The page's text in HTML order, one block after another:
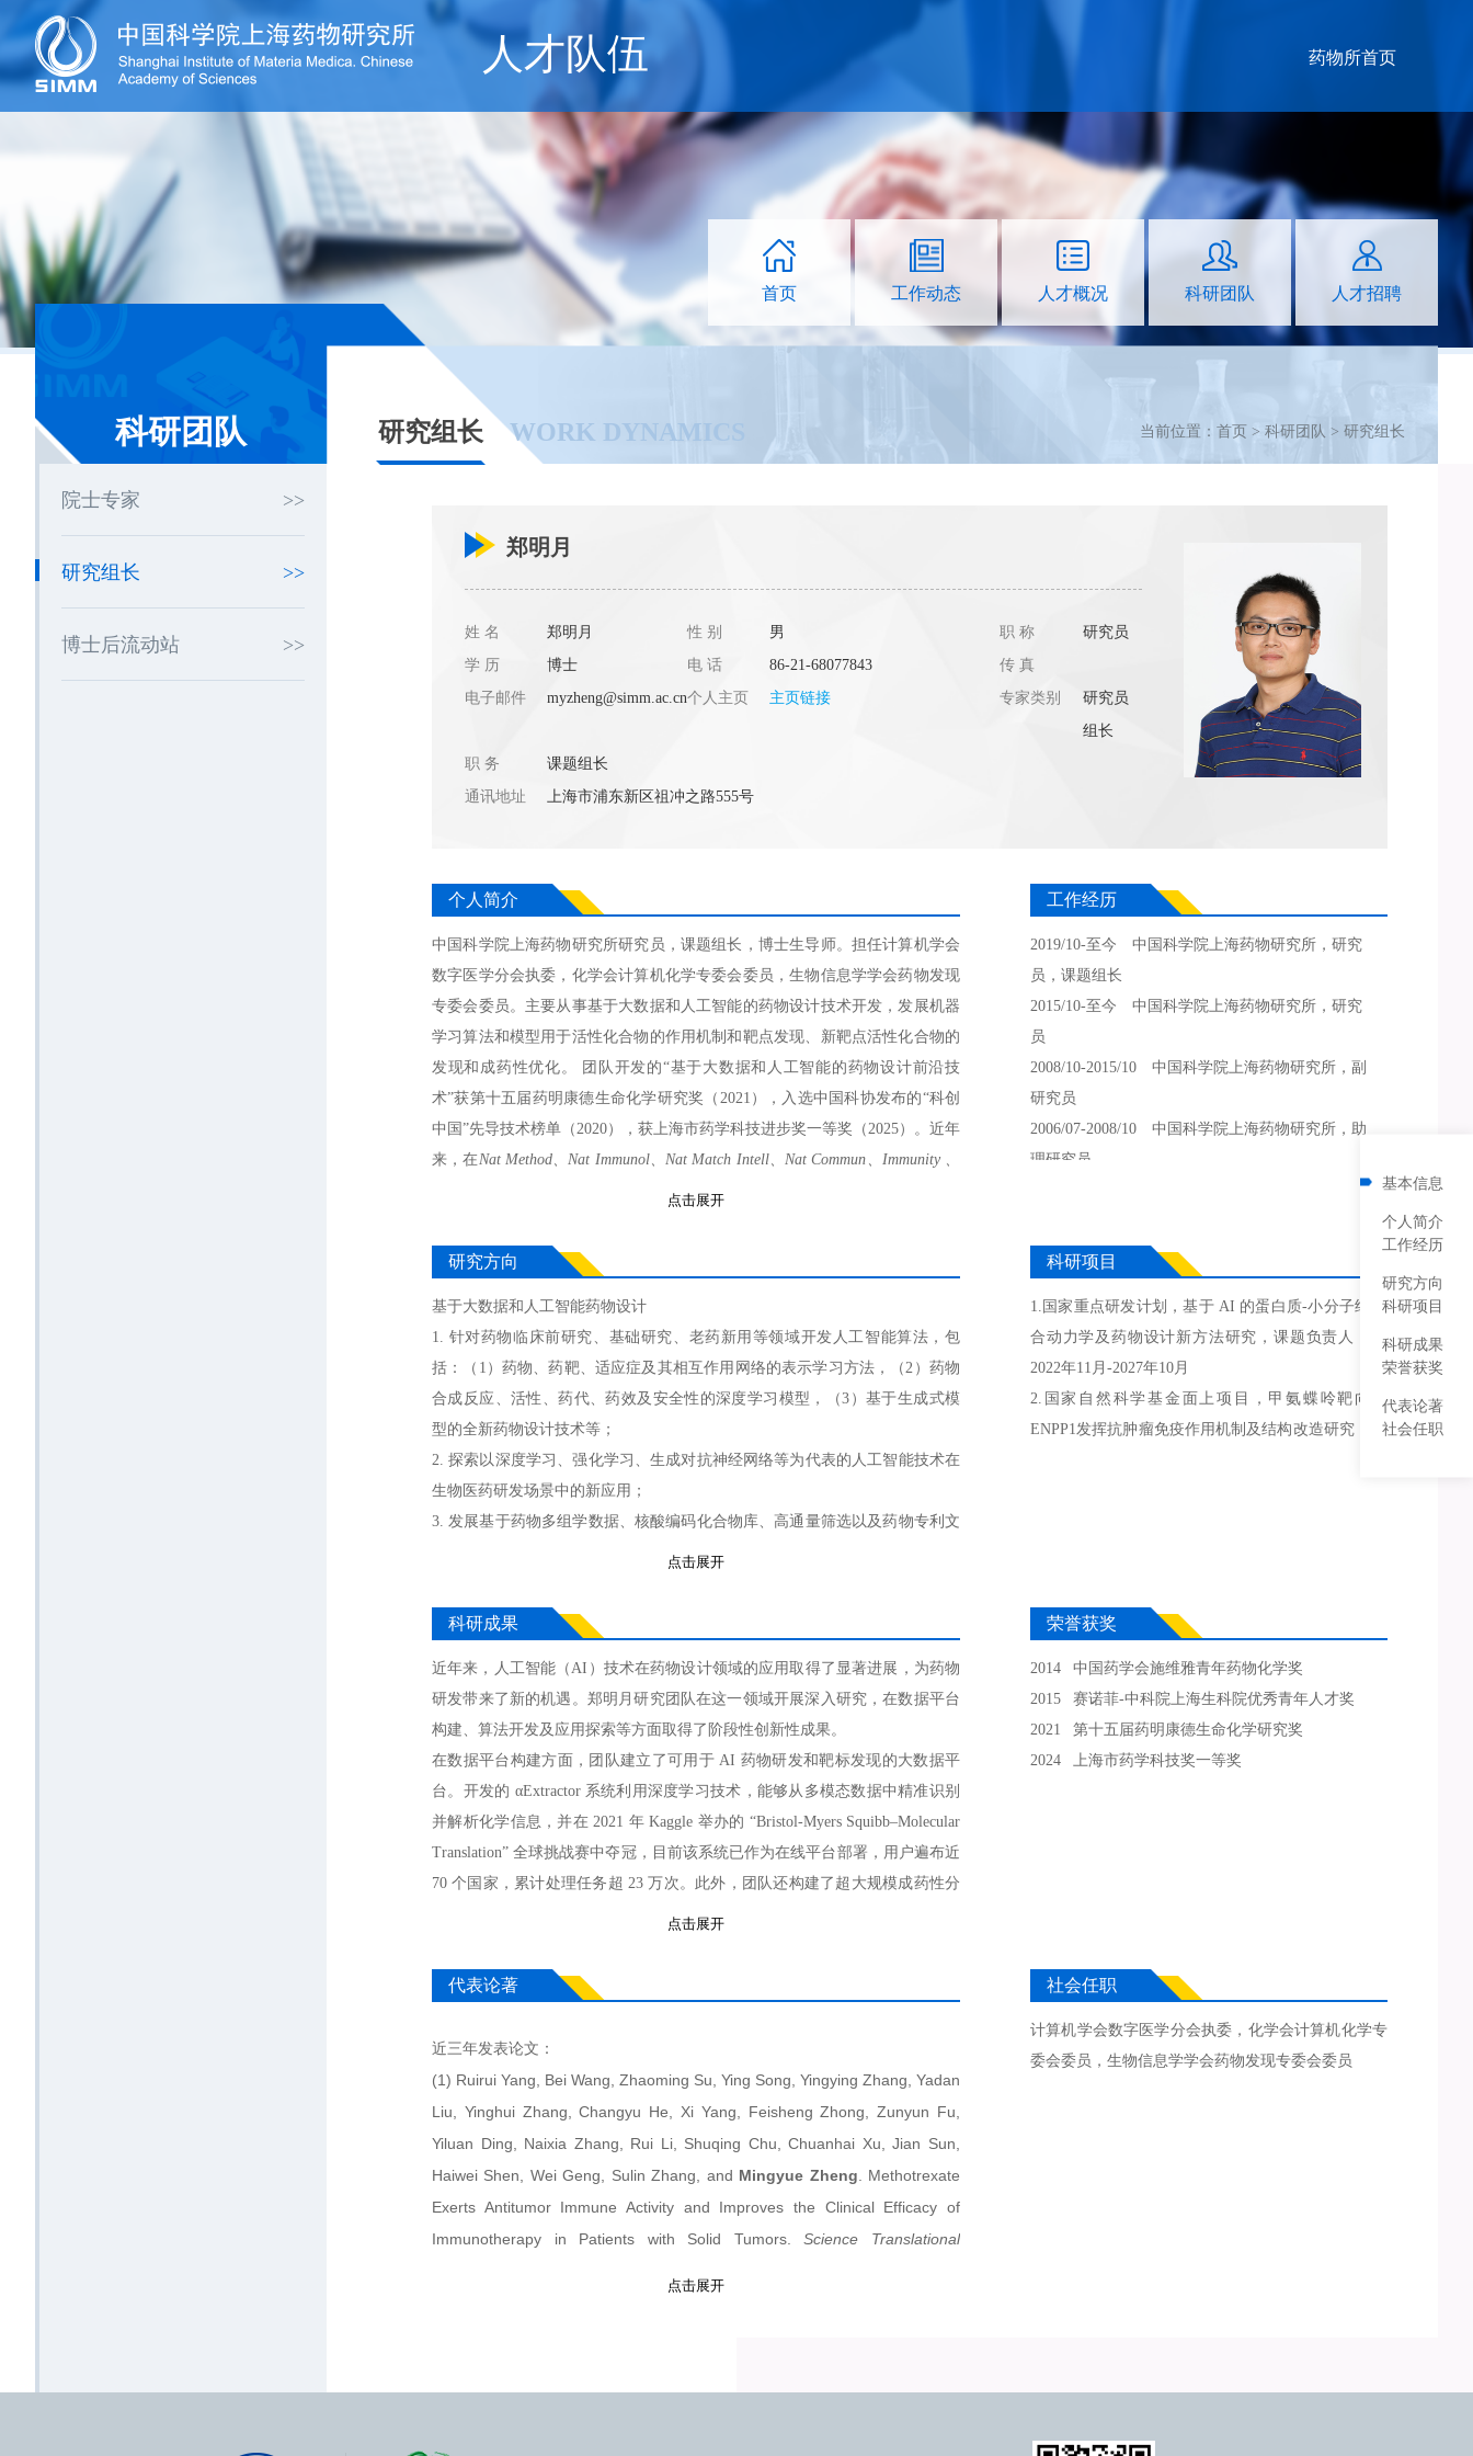
人才队伍 药物所首页
首页 工作动态 人才概况 科研团队 人才招聘
科研团队 研究组长 WORK DYNAMICS 当前位置：首页 > 科研团队 > 研究组长
院士专家
研究组长
博士后流动站
郑明月
姓 名 郑明月 性 别 男 职 称
研究员
学 历
博士 电 话 86-21-68077843
传 真
电子邮件
myzheng@simm.ac.cn个人主页 主页链接 专家类别
研究员
组长
职 务
课题组长
通讯地址
上海市浦东新区祖冲之路555号
个人简介
中国科学院上海药物研究所研究员，课题组长，博士生导师。担任计算机学会
数字医学分会执委，化学会计算机化学专委会委员，生物信息学学会药物发现
专委会委员。主要从事基于大数据和人工智能的药物设计技术开发，发展机器
学习算法和模型用于活性化合物的作用机制和靶点发现、新靶点活性化合物的
发现和成药性优化。 团队开发的“基于大数据和人工智能的药物设计前沿技
术”获第十五届药明康德生命化学研究奖（2021），入选中国科协发布的“科创
中国”先导技术榜单（2020），获上海市药学科技进步奖一等奖（2025）。近年
来，在Nat Method、Nat Immunol、Nat Match Intell、Nat Commun、Immunity 、
等杂志发表SCI论文200余篇，主编化学工业出版社《人工智能与
然科学基金等项目，获得国家杰出青年基金资助。
教育经历：
2001/09-2006/06，中国科学院上海药物研究所，药物设计学，博士
1997/09-2001/07，中国海洋大学，药物化学系，学士
点击展开
工作经历
2019/10-至今 中国科学院上海药物研究所，研究
员，课题组长
2015/10-至今 中国科学院上海药物研究所，研究
员
2008/10-2015/10 中国科学院上海药物研究所，副
研究员
2006/07-2008/10 中国科学院上海药物研究所，助
理研究员
研究方向
基于大数据和人工智能药物设计
1. 针对药物临床前研究、基础研究、老药新用等领域开发人工智能算法，包
括：（1）药物、药靶、适应症及其相互作用网络的表示学习方法，（2）药物
合成反应、活性、药代、药效及安全性的深度学习模型，（3）基于生成式模
型的全新药物设计技术等；
2. 探索以深度学习、强化学习、生成对抗神经网络等为代表的人工智能技术在
生物医药研发场景中的新应用；
3. 发展基于药物多组学数据、核酸编码化合物库、高通量筛选以及药物专利文
综合数据库，构建用于人工智能算法开发和验证的药物高质量基准测试集；
5. 开发基于生物医药大数据的药物研发决策辅助系统
展开全部
点击展开
科研项目
1.国家重点研发计划，基于 AI 的蛋白质-小分子结
合动力学及药物设计新方法研究，课题负责人，
2022年11月-2027年10月
2.国家自然科学基金面上项目，甲氨蝶呤靶向
ENPP1发挥抗肿瘤免疫作用机制及结构改造研究，
科研成果
近年来，人工智能（AI）技术在药物设计领域的应用取得了显著进展，为药物
研发带来了新的机遇。郑明月研究团队在这一领域开展深入研究，在数据平台
构建、算法开发及应用探索等方面取得了阶段性创新性成果。
在数据平台构建方面，团队建立了可用于 AI 药物研发和靶标发现的大数据平
台。开发的 αExtractor 系统利用深度学习技术，能够从多模态数据中精准识别
并解析化学信息，并在 2021 年 Kaggle 举办的 “Bristol-Myers Squibb–Molecular
Translation” 全球挑战赛中夺冠，目前该系统已作为在线平台部署，用户遍布近
70 个国家，累计处理任务超 23 万次。此外，团队还构建了超大规模成药性分
子数据库 DrugSpaceX，包含超过 1 亿种具有理想生物学特性的新分子结构，
与模型基础。
在算法开发方面，团队开发了融合领域知识与深度学习的药物设计算法。基于
靶标的药物设计算法，如 TransformerCPI2.0（
2024,15(1):5378）等模型，从多组学数据出发，精准挖掘分子与表型之间的关
联，为药物作用机制解析等任务提供计算支持。此外，还开发了基于成药性的
药物设计算法，针对成药性数据稀缺等问题，提出多种实用策略推动分子成药
点击展开
荣誉获奖
2014 中国药学会施维雅青年药物化学奖
2015 赛诺菲-中科院上海生科院优秀青年人才奖
2021 第十五届药明康德生命化学研究奖
2024 上海市药学科技奖一等奖
代表论著
近三年发表论文：
(1) Ruirui Yang, Bei Wang, Zhaoming Su, Ying Song, Yingying Zhang, Yadan
Liu, Yinghui Zhang, Changyu He, Xi Yang, Feisheng Zhong, Zunyun Fu,
Yiluan Ding, Naixia Zhang, Rui Li, Shuqing Chu, Chuanhai Xu, Jian Sun,
Haiwei Shen, Wei Geng, Sulin Zhang, and Mingyue Zheng . Methotrexate
Exerts Antitumor Immune Activity and Improves the Clinical Efficacy of
Immunotherapy in Patients with Solid Tumors.Science Translational
by a Reaction Description Language.Nature Machine Intelligence.2025.
点击展开
社会任职
计算机学会数字医学分会执委，化学会计算机化学专
委会委员，生物信息学学会药物发现专委会委员
基本信息
个人简介
工作经历
研究方向
科研项目
科研成果
荣誉获奖
代表论著
社会任职